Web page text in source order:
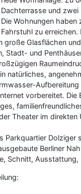
Dachterrasse und
Die Wohnungen
Fahrstuhl zu
große Glasflächen
Stadt- und
natürliches,
vorbereitet.
Theater im
Parkquartier
Berliner
Schnitt,